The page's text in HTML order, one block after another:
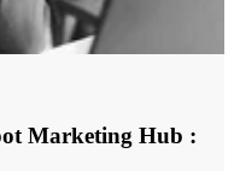
Marketing Hub :